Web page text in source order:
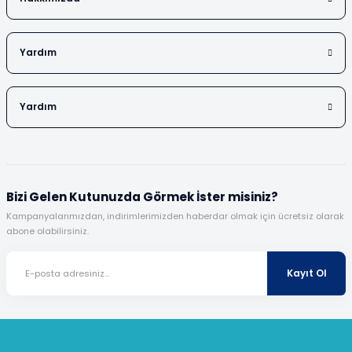
Yardım
Yardım
Bizi Gelen Kutunuzda Görmek İster misiniz?
Kampanyalarımızdan, indirimlerimizden haberdar olmak için ücretsiz olarak
abone olabilirsiniz.
Kayıt Ol